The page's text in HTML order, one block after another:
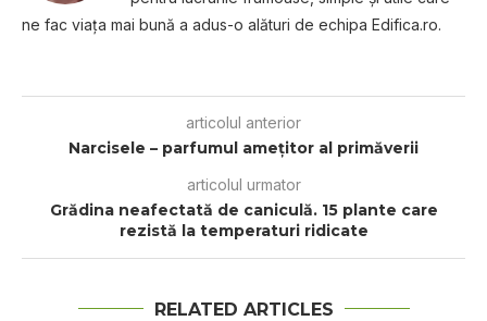
ne fac viaţa mai bună a adus-o alături de echipa Edifica.ro.
articolul anterior
Narcisele – parfumul amețitor al primăverii
articolul urmator
Grădina neafectată de caniculă. 15 plante care
rezistă la temperaturi ridicate
RELATED ARTICLES